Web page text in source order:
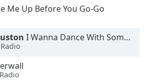
Me Up Before You Go-Go
I Wanna Dance With Somebody